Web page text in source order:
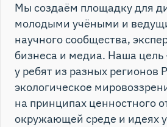
Мы создаём площадку для
молодыми учёными и
научного сообщества,
бизнеса и медиа. Наша
у ребят из разных регионов
экологическое
на принципах ценностного
окружающей среде и идеях